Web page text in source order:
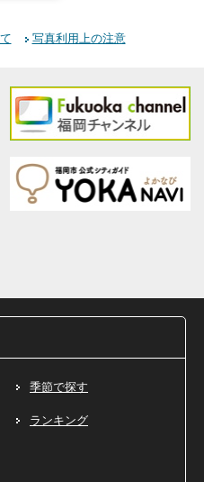
写真利用上の注意
季節で探す
ランキング